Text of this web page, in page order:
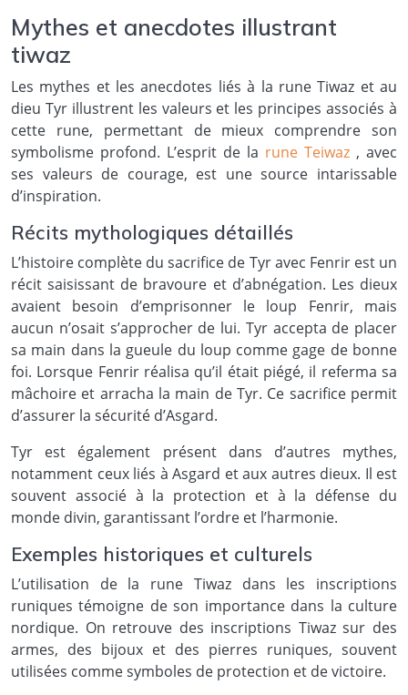
Mythes et anecdotes illustrant
tiwaz
Les mythes et les anecdotes liés à la rune Tiwaz et au
dieu Tyr illustrent les valeurs et les principes associés à
cette rune, permettant de mieux comprendre son
symbolisme profond. L’esprit de la rune Teiwaz , avec
ses valeurs de courage, est une source intarissable
d’inspiration.
Récits mythologiques détaillés
L’histoire complète du sacrifice de Tyr avec Fenrir est un
récit saisissant de bravoure et d’abnégation. Les dieux
avaient besoin d’emprisonner le loup Fenrir, mais
aucun n’osait s’approcher de lui. Tyr accepta de placer
sa main dans la gueule du loup comme gage de bonne
foi. Lorsque Fenrir réalisa qu’il était piégé, il referma sa
mâchoire et arracha la main de Tyr. Ce sacrifice permit
d’assurer la sécurité d’Asgard.
Tyr est également présent dans d’autres mythes,
notamment ceux liés à Asgard et aux autres dieux. Il est
souvent associé à la protection et à la défense du
monde divin, garantissant l’ordre et l’harmonie.
Exemples historiques et culturels
L’utilisation de la rune Tiwaz dans les inscriptions
runiques témoigne de son importance dans la culture
nordique. On retrouve des inscriptions Tiwaz sur des
armes, des bijoux et des pierres runiques, souvent
utilisées comme symboles de protection et de victoire.